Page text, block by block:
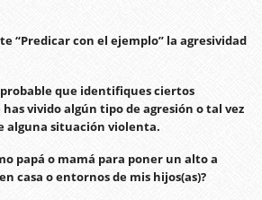
“Predicar con el ejemplo” la agresividad
que identifiques ciertos
vivido algún tipo de agresión o tal vez
alguna situación violenta.
papá o mamá para poner un alto a
casa o entornos de mis hijos(as)?